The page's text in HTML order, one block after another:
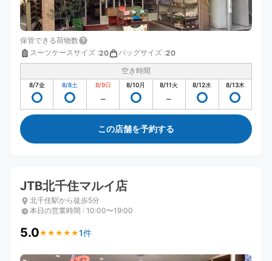
保管できる荷物数
スーツケースサイズ :20 バッグサイズ :20
空き時間
8/7金 8/8土 8/9日 8/10月 8/11火 8/12水 8/13木
この店舗を予約する
JTB北千住マルイ店
北千住駅から徒歩5分
本日の営業時間 : 10:00〜19:00
5.0★ ★ ★ ★ ★
★ ★ ★ ★ ★1件